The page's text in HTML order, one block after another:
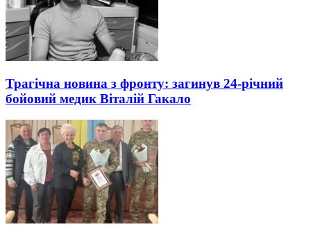
Трагічна новина з фронту: загинув 24-річний
бойовий медик Віталій Гакало